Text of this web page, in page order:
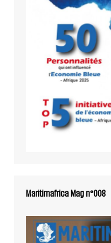
Maritimafrica Mag n°008